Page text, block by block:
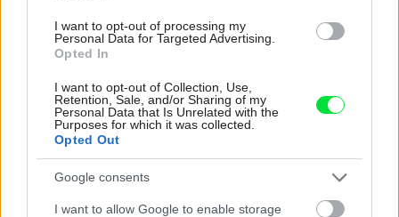
I want to opt-out of processing my
Personal Data for Targeted Advertising.
Opted In
I want to opt-out of Collection, Use,
Retention, Sale, and/or Sharing of my
Personal Data that Is Unrelated with the
Purposes for which it was collected.
Opted Out
Google consents
I want to allow Google to enable storage
Urob si sám 6/2026